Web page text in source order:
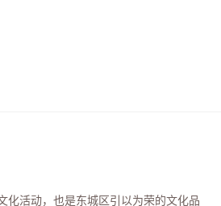
化活动，也是东城区引以为荣的文化品